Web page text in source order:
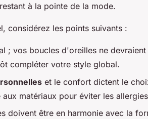
à la pointe de la mode.
considérez les points suivants :
; vos boucles d'oreilles ne
compléter votre style global.
et le confort dictent le
matériaux pour éviter les
doivent être en harmonie avec la